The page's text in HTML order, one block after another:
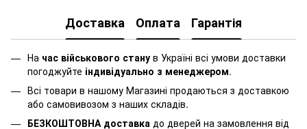
Доставка Оплата Гарантія
На час військового стану в Україні всі умови доставки
погоджуйте індивідуально з менеджером.
Всі товари в нашому Магазині продаються з доставкою
або самовивозом з наших складів.
БЕЗКОШТОВНА доставка до дверей на замовлення від